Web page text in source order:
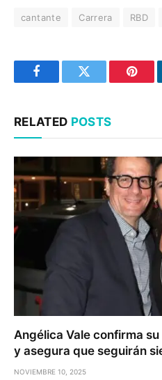
cantante Carrera RBD
FacebookTwitter
RELATED POSTS
Angélica Vale confirma
y asegura que seguirán
NOVIEMBRE 10, 2025